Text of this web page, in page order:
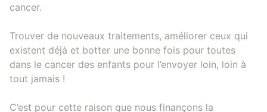
cancer.
Trouver de nouveaux traitements, améliorer ceux qui
existent déjà et botter une bonne fois pour toutes
dans le cancer des enfants pour l’envoyer loin, loin à
tout jamais !
C’est pour cette raison que nous finançons la